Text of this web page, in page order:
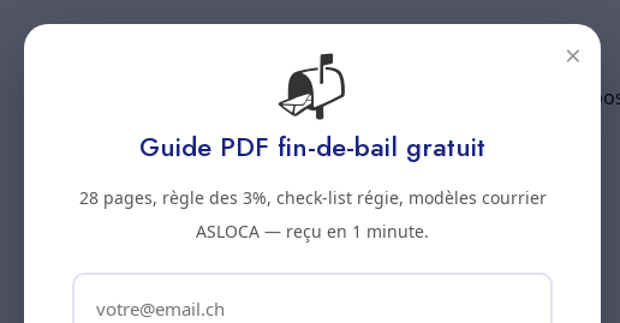
Prestations À
×
📬
Guide PDF fin-de-bail gratuit
28 pages, règle des 3%, check-list régie, modèles courrier
ASLOCA — reçu en 1 minute.